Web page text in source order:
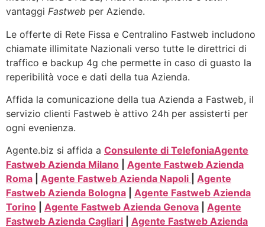
vantaggi Fastweb per Aziende.
Le offerte di Rete Fissa e Centralino Fastweb includono
chiamate illimitate Nazionali verso tutte le direttrici di
traffico e backup 4g che permette in caso di guasto la
reperibilità voce e dati della tua Azienda.
Affida la comunicazione della tua Azienda a Fastweb, il
servizio clienti Fastweb è attivo 24h per assisterti per
ogni evenienza.
Agente.biz si affida a Consulente di TelefoniaAgente
Fastweb Azienda Milano
Agente Fastweb Azienda
Roma
Agente Fastweb Azienda Napoli
Agente
Fastweb Azienda Bologna
Agente Fastweb Azienda
Torino
Agente Fastweb Azienda Genova
Agente
Fastweb Azienda Cagliari
Agente Fastweb Azienda